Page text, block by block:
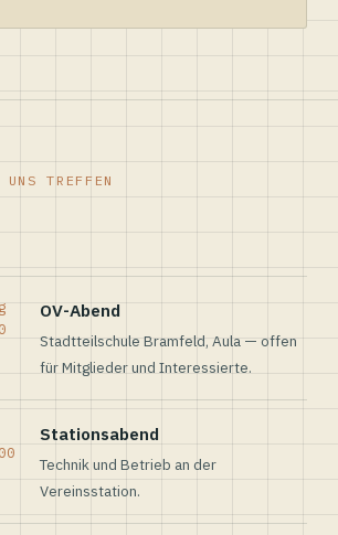
TREFFEN
OV-Abend
Stadtteilschule Bramfeld, Aula — offen
für Mitglieder und Interessierte.
Stationsabend
Technik und Betrieb an der
Vereinsstation.